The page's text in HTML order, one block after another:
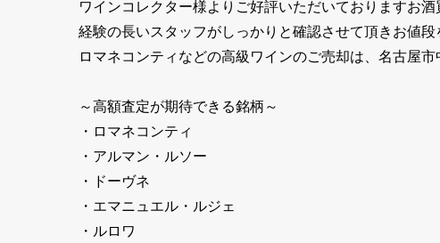
ワインコレクター様よりご好評いただいておりますお酒
経験の長いスタッフがしっかりと確認させて頂きお値段
ロマネコンティなどの高級ワインのご売却は、名古屋
～高額査定が期待できる銘柄～
・ロマネコンティ
・アルマン・ルソー
・ドーヴネ
・エマニュエル・ルジェ
・ルロワ